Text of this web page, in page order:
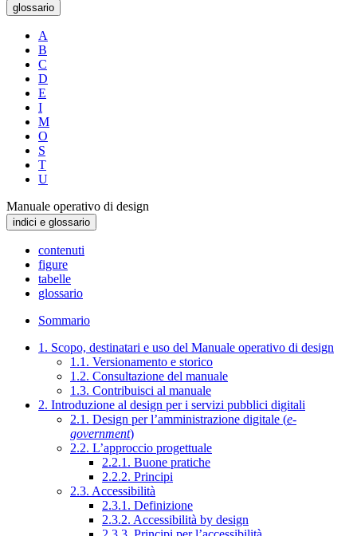
glossario
A
B
C
D
E
I
M
O
S
T
U
Manuale operativo di design
indici e glossario
contenuti
figure
tabelle
glossario
Sommario
1. Scopo, destinatari e uso del Manuale operativo di design
1.1. Versionamento e storico
1.2. Consultazione del manuale
1.3. Contribuisci al manuale
2. Introduzione al design per i servizi pubblici digitali
2.1. Design per l’amministrazione digitale (e-
government)
2.2. L’approccio progettuale
2.2.1. Buone pratiche
2.2.2. Principi
2.3. Accessibilità
2.3.1. Definizione
2.3.2. Accessibilità by design